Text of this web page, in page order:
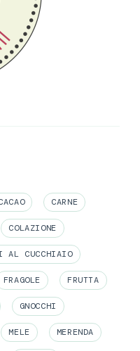
CARNE
COLAZIONE
AL CUCCHIAIO
FRAGOLE FRUTTA
GNOCCHI
MELE MERENDA